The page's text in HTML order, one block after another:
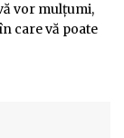
vor mulțumi,
care vă poate